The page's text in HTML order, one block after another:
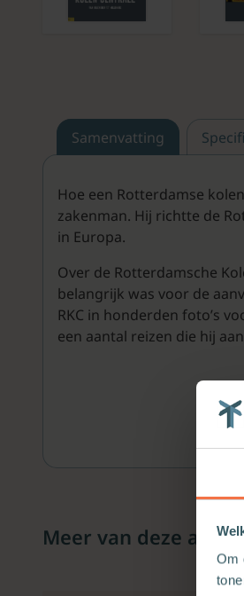
Om
Samenvatting
Hoe een Rotterdamse
zakenman. Hij richtte de
in Europa.
Over de Rotterdamsche
belangrijk was voor de
RKC in honderden foto’s
een aantal reizen die hij
Meer van deze